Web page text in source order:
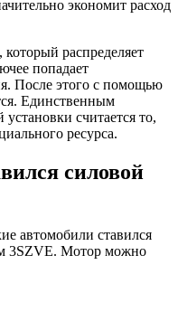
экономит расход
который распределяет
попадает
После этого с помощью
Единственным
установки считается то,
ресурса.
силовой
автомобили ставился
3SZVE. Мотор можно